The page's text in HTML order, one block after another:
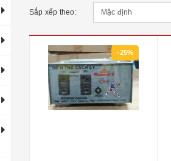
Sắp xếp theo:
-25%